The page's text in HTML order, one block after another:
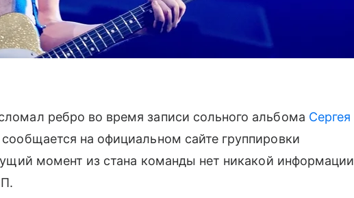
ребро во время записи сольного альбома Сергея
на официальном сайте группировки
момент из стана команды нет никакой информации